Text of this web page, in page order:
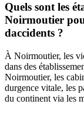
Quels sont les
Noirmoutier
daccidents ?
À Noirmoutier, les
dans des
Noirmoutier, les
durgence vitale, les
du continent via les